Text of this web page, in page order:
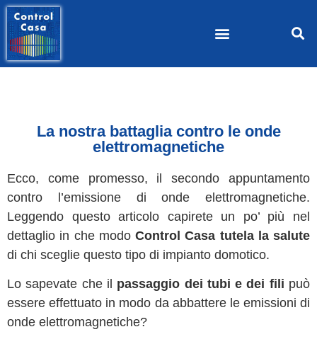
La nostra battaglia contro le onde
elettromagnetiche
Ecco, come promesso, il secondo appuntamento
contro l’emissione di onde elettromagnetiche.
Leggendo questo articolo capirete un po’ più nel
dettaglio in che modo Control Casa tutela la salute
di chi sceglie questo tipo di impianto domotico.
Lo sapevate che il passaggio dei tubi e dei fili può
essere effettuato in modo da abbattere le emissioni di
onde elettromagnetiche?